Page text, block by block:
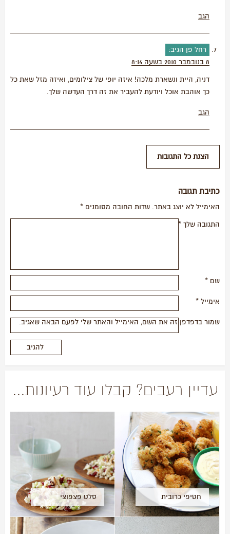
הגב
רחל פן הגיב:
8 בנובמבר 2010 בשעה 8:14
דניה, היית ונשארת מלכה! איזה יופי של צילומים, ואיזה מזל שאת כל
כך אוהבת אוכל ויודעת להעביר את זה דרך העדשה שלך.
הגב
כתיבת תגובה
האימייל לא יוצג באתר. שדות החובה מסומנים *
התגובה שלך *
שם *
אימייל *
שמור בדפדפן זה את השם, האימייל והאתר שלי לפעם הבאה שאגיב.
עדיין רעבים? קבלו עוד רעיונות...
חטיפי כרובית
פריכים
סלט פצפוצי
כרובית